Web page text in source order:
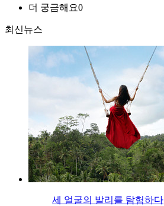
더 궁금해요0
최신뉴스
세 얼굴의 발리를 탐험하다